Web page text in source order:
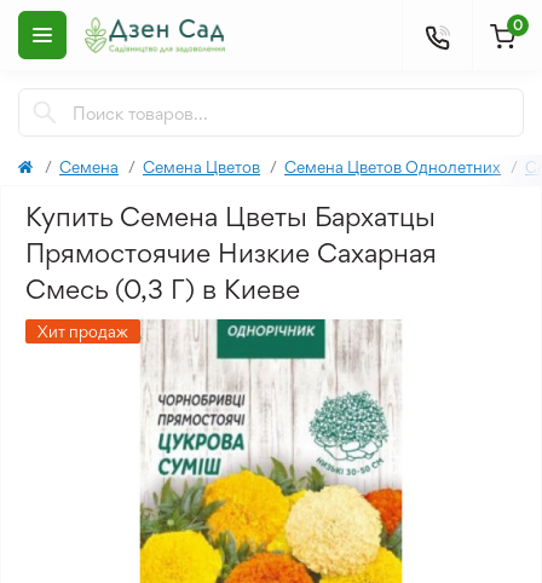
0
Семена Семена Цветов Семена Цветов Однолетних
Купить Семена Цветы Бархатцы
Прямостоячие Низкие Сахарная
Смесь (0,3 Г) в Киеве
Хит продаж